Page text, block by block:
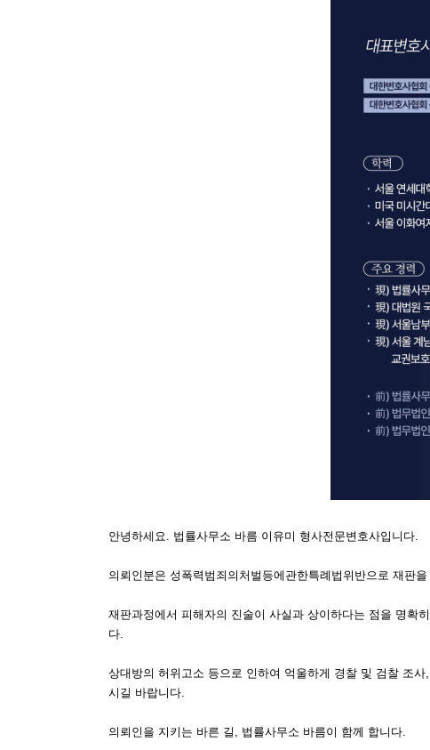
안녕하세요. 법률사무소 바름 이유미 형사전문변호사입니다.
의뢰인분은 성폭력범죄의처벌등에관한특례법위반으로 재판
재판과정에서 피해자의 진술이 사실과 상이하다는 점을 명확
다.
상대방의 허위고소 등으로 인하여 억울하게 경찰 및 검찰 조
시길 바랍니다.
의뢰인을 지키는 바른 길, 법률사무소 바름이 함께 합니다.